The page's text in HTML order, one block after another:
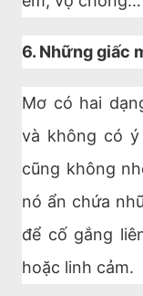
6. Những giấc
Mơ có hai
và không có
cũng không
nó ẩn chứa
để cố gắng
hoặc linh cảm.